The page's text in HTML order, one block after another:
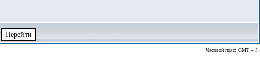
Часовой пояс: GMT + 3